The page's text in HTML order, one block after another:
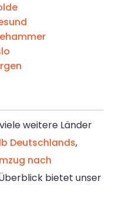
weitere Länder
Deutschlands,
nach
bietet unser